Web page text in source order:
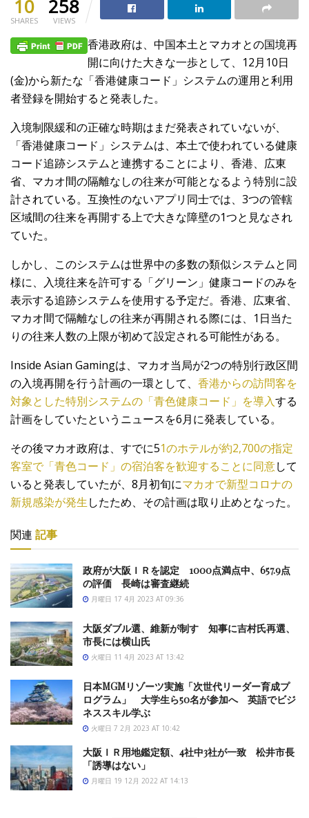
10
SHARES
258
VIEWS
香港政府は、中国本土とマカオとの国境再
開に向けた大きな一歩として、12月10日
(金)から新たな「香港健康コード」システムの運用と利用
者登録を開始すると発表した。
入境制限緩和の正確な時期はまだ発表されていないが、
「香港健康コード」システムは、本土で使われている健康
コード追跡システムと連携することにより、香港、広東
省、マカオ間の隔離なしの往来が可能となるよう特別に設
計されている。互換性のないアプリ同士では、3つの管轄
区域間の往来を再開する上で大きな障壁の1つと見なされ
ていた。
しかし、このシステムは世界中の多数の類似システムと同
様に、入境往来を許可する「グリーン」健康コードのみを
表示する追跡システムを使用する予定だ。香港、広東省、
マカオ間で隔離なしの往来が再開される際には、1日当た
りの往来人数の上限が初めて設定される可能性がある。
Inside Asian Gamingは、マカオ当局が2つの特別行政区間
の入境再開を行う計画の一環として、 香港からの訪問客を
対象とした特別システムの「青色健康コード」を導入する
計画をしていたというニュースを6月に発表している。
その後マカオ政府は、すでに51のホテルが約2,700の指定
客室で「青色コード」の宿泊客を歓迎することに同意して
いると発表していたが、8月初旬にマカオで新型コロナの
新規感染が発生したため、その計画は取り止めとなった。
関連 記事
政府が大阪ＩＲを認定 1000点満点中、657.9点
の評価 長崎は審査継続
月曜日 17 4月 2023 AT 09:36
大阪ダブル選、維新が制す 知事に吉村氏再選、
市長には横山氏
火曜日 11 4月 2023 AT 13:42
日本MGMリゾーツ実施「次世代リーダー育成プ
ログラム」 大学生ら50名が参加へ 英語でビジ
ネススキル学ぶ
火曜日 7 2月 2023 AT 10:42
大阪ＩＲ用地鑑定額、4社中3社が一致 松井市長
「誘導はない」
月曜日 19 12月 2022 AT 14:13